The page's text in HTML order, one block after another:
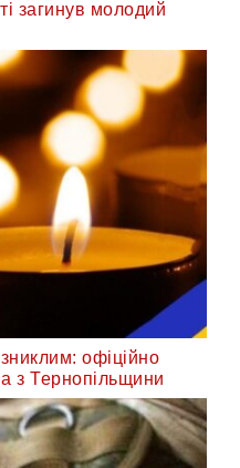
загинув молодий
офіційно
з Тернопільщини